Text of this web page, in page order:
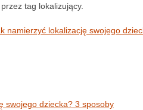
tag lokalizujący.
namierzyć lokalizację swojego
swojego dziecka? 3 sposoby